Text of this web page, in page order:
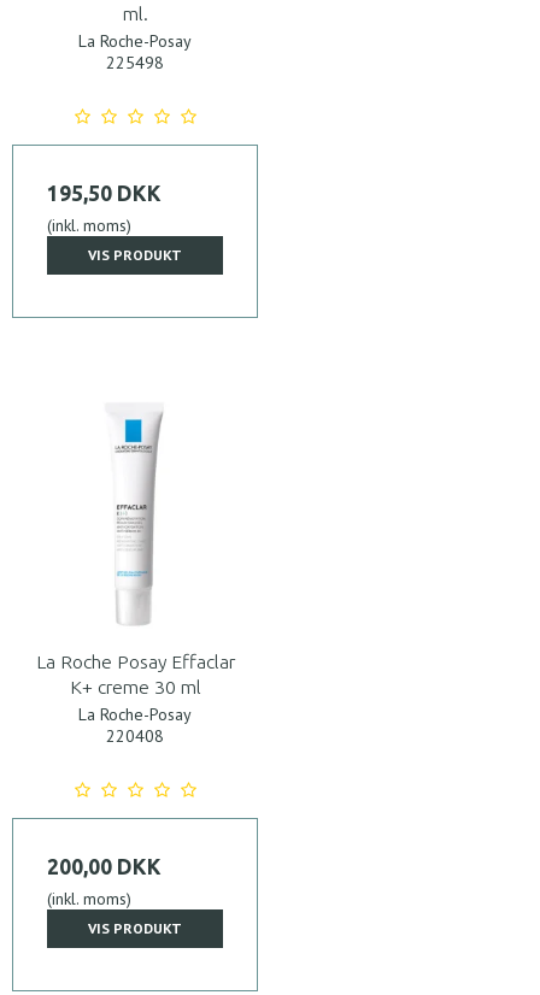
ml.
La Roche-Posay
225498
195,50 DKK
(inkl. moms)
VIS PRODUKT
La Roche Posay Effaclar
K+ creme 30 ml
La Roche-Posay
220408
200,00 DKK
(inkl. moms)
VIS PRODUKT